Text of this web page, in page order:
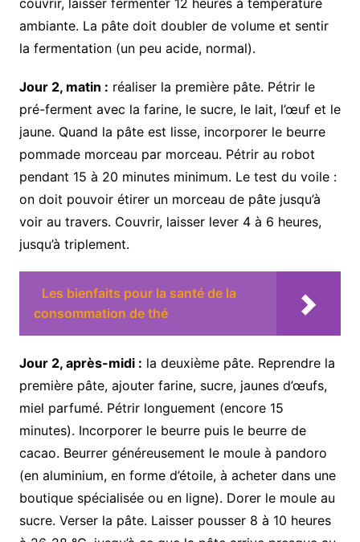
couvrir, laisser fermenter 12 heures à température
ambiante. La pâte doit doubler de volume et sentir
la fermentation (un peu acide, normal).
Jour 2, matin : réaliser la première pâte. Pétrir le
pré-ferment avec la farine, le sucre, le lait, l’œuf et le
jaune. Quand la pâte est lisse, incorporer le beurre
pommade morceau par morceau. Pétrir au robot
pendant 15 à 20 minutes minimum. Le test du voile :
on doit pouvoir étirer un morceau de pâte jusqu’à
voir au travers. Couvrir, laisser lever 4 à 6 heures,
jusqu’à triplement.
Les bienfaits pour la santé de la
consommation de thé
Jour 2, après-midi : la deuxième pâte. Reprendre la
première pâte, ajouter farine, sucre, jaunes d’œufs,
miel parfumé. Pétrir longuement (encore 15
minutes). Incorporer le beurre puis le beurre de
cacao. Beurrer généreusement le moule à pandoro
(en aluminium, en forme d’étoile, à acheter dans une
boutique spécialisée ou en ligne). Dorer le moule au
sucre. Verser la pâte. Laisser pousser 8 à 10 heures